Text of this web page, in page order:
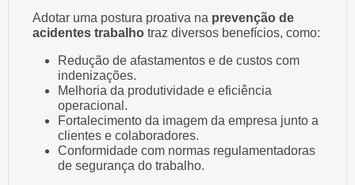
Adotar uma postura proativa na prevenção de
acidentes trabalho traz diversos benefícios, como:
Redução de afastamentos e de custos com
indenizações.
Melhoria da produtividade e eficiência
operacional.
Fortalecimento da imagem da empresa junto a
clientes e colaboradores.
Conformidade com normas regulamentadoras
de segurança do trabalho.